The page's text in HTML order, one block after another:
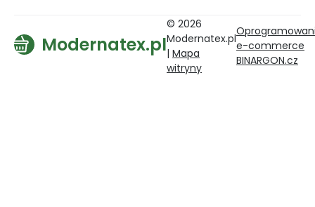
Modernatex.pl
© 2026
Modernatex.pl
| Mapa
witryny
e-commerce
BINARGON.cz